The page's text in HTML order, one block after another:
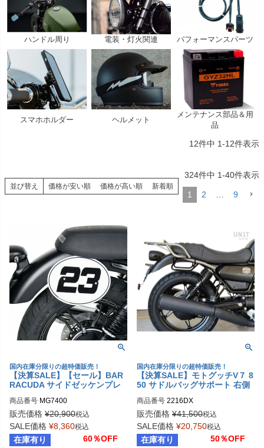
ハンドル周り 電装・灯火関連 パフォーマンスパーツ
スマホホルダー ヘルメット
メンテナンス部品＆用
品
12件中 1-12件表示
並び替え 価格が安い順 価格が高い順 新着順
324件中 1-40件表示
1 2 9
国内在庫分限りの超特価販売！
【決算SALE】【セール】BAR
RACUDA サイドゼッケンプレ
商品番号 MG7400
販売価格 ¥20,900税込
SALE価格 ¥8,360税込
在庫有り 60％OFF
国内在庫分限りの超特価販売！
【決算SALE】モトグッチV７ 8
50 サドルバッグサポート 右側
商品番号 2216DX
販売価格 ¥41,500税込
SALE価格 ¥20,750税込
在庫有り 50％OFF